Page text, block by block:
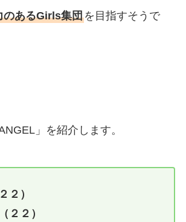
のあるGirls集団を目指すそうで
」を紹介します。
２）
２２）